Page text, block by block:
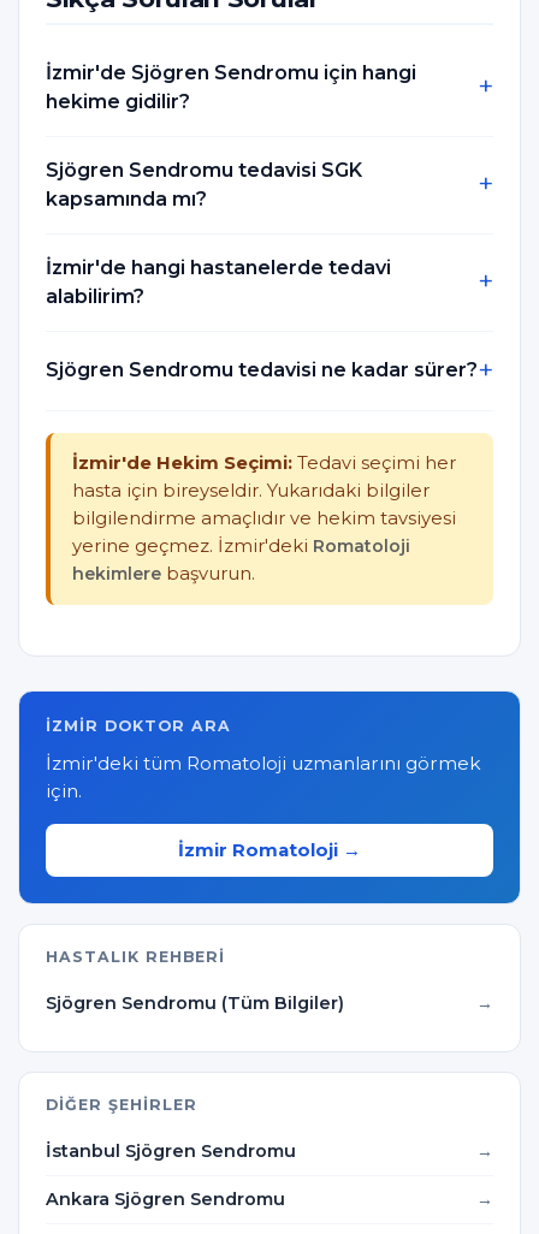
İzmir'de Sjögren Sendromu için hangi
hekime gidilir?
Sjögren Sendromu tedavisi SGK
kapsamında mı?
İzmir'de hangi hastanelerde tedavi
alabilirim?
Sjögren Sendromu tedavisi ne kadar sürer?
İzmir'de Hekim Seçimi: Tedavi seçimi her
hasta için bireyseldir. Yukarıdaki bilgiler
bilgilendirme amaçlıdır ve hekim tavsiyesi
yerine geçmez. İzmir'deki Romatoloji
hekimlere başvurun.
İZMIR DOKTOR ARA
İzmir'deki tüm Romatoloji uzmanlarını görmek
için.
İzmir Romatoloji →
HASTALIK REHBERI
Sjögren Sendromu (Tüm Bilgiler)
DIĞER ŞEHIRLER
İstanbul Sjögren Sendromu
Ankara Sjögren Sendromu